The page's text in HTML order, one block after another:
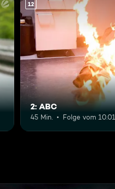
12
2: ABC
45 Min. Folge vom